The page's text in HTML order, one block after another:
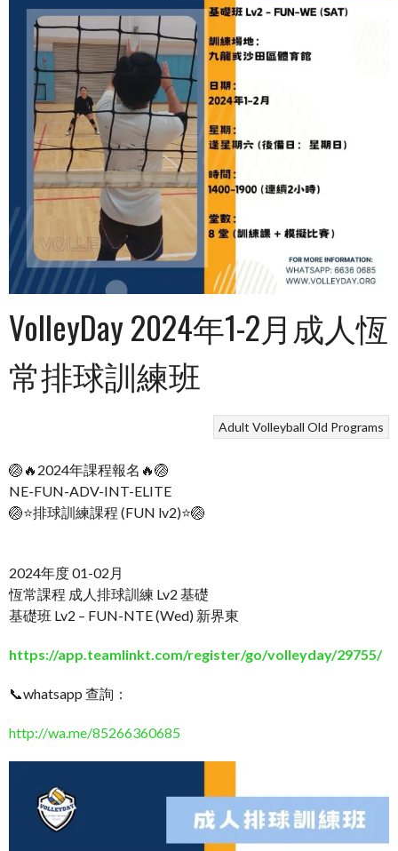
VolleyDay 2024年1-2月成人恆
常排球訓練班
Adult Volleyball Old Programs
🏐🔥2024年課程報名🔥🏐
NE-FUN-ADV-INT-ELITE
🏐⭐排球訓練課程 (FUN lv2)⭐🏐
2024年度 01-02月
恆常課程 成人排球訓練 Lv2 基礎
基礎班 Lv2 – FUN-NTE (Wed) 新界東
https://app.teamlinkt.com/register/go/volleyday/29755/
📞whatsapp 查詢：
http://wa.me/85266360685